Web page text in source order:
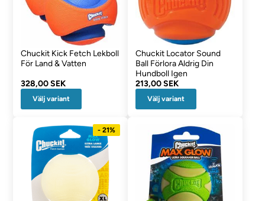
Chuckit Kick Fetch Lekboll
För Land & Vatten
328,00 SEK
Välj variant
Chuckit Locator Sound
Ball Förlora Aldrig Din
Hundboll Igen
213,00 SEK
Välj variant
- 21%